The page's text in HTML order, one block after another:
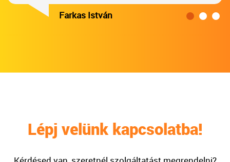
Farkas István
Lépj velünk kapcsolatba!